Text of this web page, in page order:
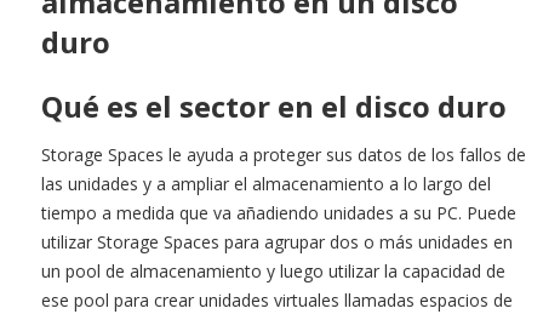
duro
Qué es el sector en el disco duro
Storage Spaces le ayuda a proteger sus datos de los fallos de
las unidades y a ampliar el almacenamiento a lo largo del
tiempo a medida que va añadiendo unidades a su PC. Puede
utilizar Storage Spaces para agrupar dos o más unidades en
un pool de almacenamiento y luego utilizar la capacidad de
ese pool para crear unidades virtuales llamadas espacios de